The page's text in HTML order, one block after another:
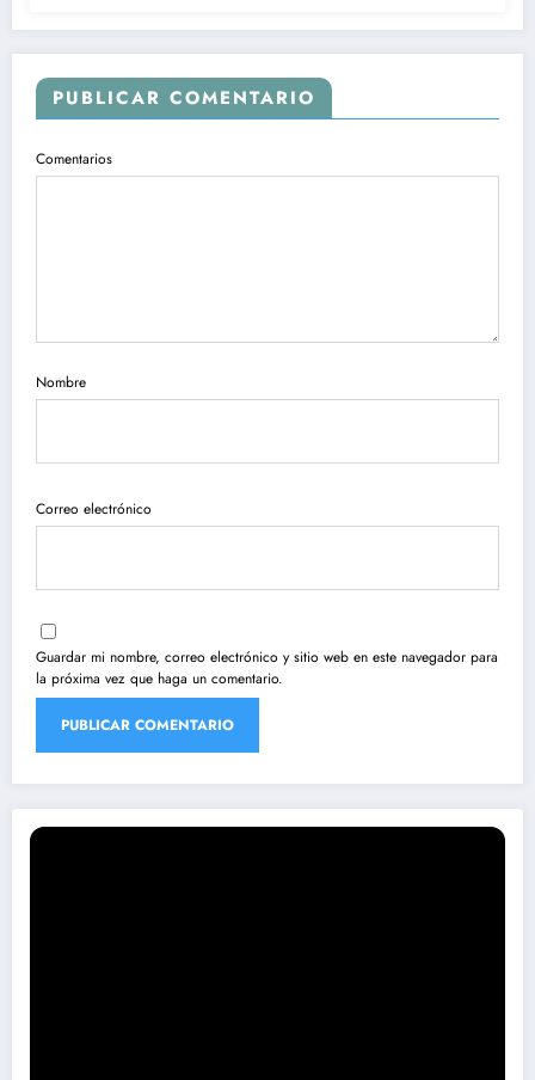
PUBLICAR COMENTARIO
Comentarios
Nombre
Correo electrónico
Guardar mi nombre, correo electrónico y sitio web en este navegador para
la próxima vez que haga un comentario.